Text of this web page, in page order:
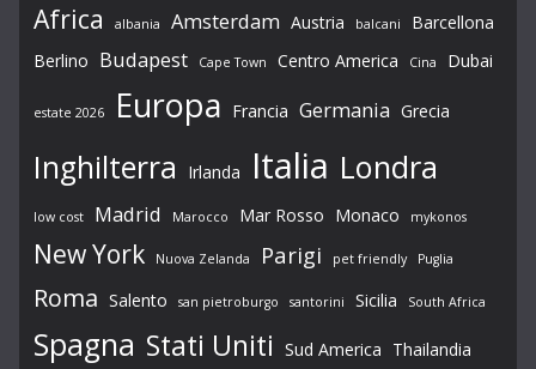
Africa albania Amsterdam Austria balcani
Barcellona
Berlino Budapest Cape Town Centro America Cina Dubai
estate 2026 Europa Francia Germania Grecia
Inghilterra Irlanda Italia Londra
low cost Madrid Marocco Mar Rosso Monaco mykonos
New York Nuova Zelanda Parigi pet friendly Puglia
Roma Salento san pietroburgo santorini Sicilia South Africa
Spagna Stati Uniti Sud America Thailandia